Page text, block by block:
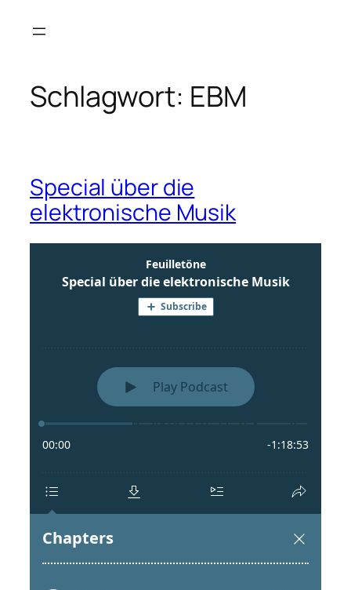
Inhalt
Schlagwort: EBM
Special über die
elektronische Musik